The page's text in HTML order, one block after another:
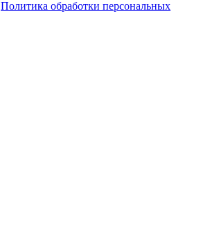
Политика обработки персональных